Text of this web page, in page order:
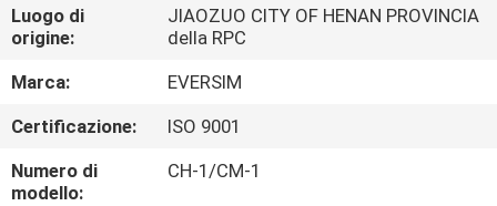
VIDEO
SU
DI
NOI
Luogo di
origine:
JIAOZUO CITY OF HENAN PROVINCIA
della RPC
Marca:
EVERSIM
Certificazione:
ISO 9001
Numero di
modello:
CH-1/CM-1